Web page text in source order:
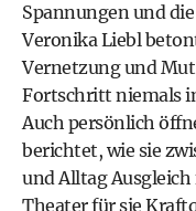
Spannungen und
Veronika Liebl
Vernetzung und
Fortschritt niemals
Auch persönlich
berichtet, wie sie
und Alltag
Theater für sie